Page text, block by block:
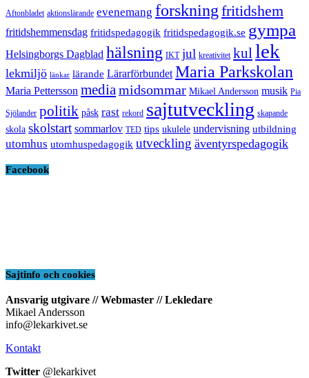
Aftonbladet aktionslärande evenemang forskning fritidshem
fritidshemmensdag fritidspedagogik fritidspedagogik.se gympa
Helsingborgs Dagblad hälsning IKT jul kreativitet kul lek
lekmiljö länkar lärande Lärarförbundet Maria Parkskolan
Maria Pettersson media midsommar Mikael Andersson musik Pia
Sjölander politik påsk rast rekord sajtutveckling skapande
skola skolstart sommarlov TED tips ukulele undervisning utbildning
utomhus utomhuspedagogik utveckling äventyrspedagogik
Facebook
Sajtinfo och cookies
Ansvarig utgivare // Webmaster // Lekledare
Mikael Andersson
info@lekarkivet.se
Kontakt
Twitter @lekarkivet